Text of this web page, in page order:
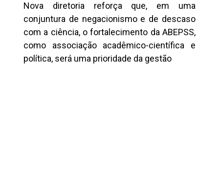
Nova diretoria reforça que, em uma
conjuntura de negacionismo e de descaso
com a ciência, o fortalecimento da ABEPSS,
como associação acadêmico-científica e
política, será uma prioridade da gestão